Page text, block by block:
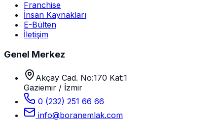
Franchise
İnsan Kaynakları
E-Bülten
İletişim
Genel Merkez
Akçay Cad. No:170 Kat:1
Gaziemir / İzmir
0 (232) 251 66 66
info@boranemlak.com